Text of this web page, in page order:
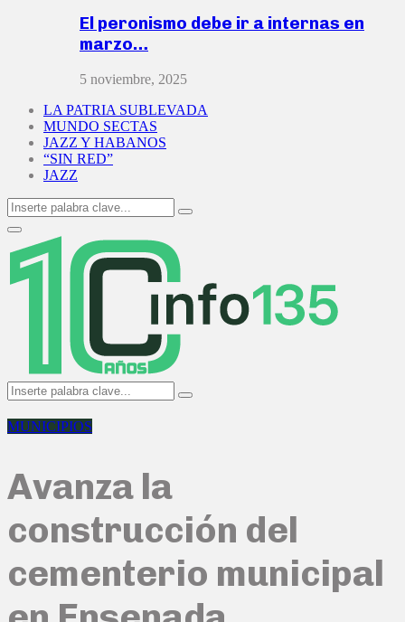
El peronismo debe ir a internas en
marzo…
5 noviembre, 2025
LA PATRIA SUBLEVADA
MUNDO SECTAS
JAZZ Y HABANOS
“SIN RED”
JAZZ
Search
for:
Search
Primary
Menu
Search
for:
Search
MUNICIPIOS
Avanza la
construcción del
cementerio municipal